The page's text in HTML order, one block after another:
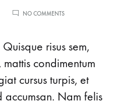
NO COMMENTSON
FOUNDATIONS
FLAWLESS
SKIN
risus sem,
condimentum
cursus turpis, et
accumsan. Nam felis